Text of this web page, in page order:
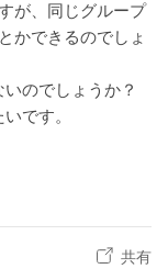
が、同じグループ
かできるのでしょ
のでしょうか？
です。
共有